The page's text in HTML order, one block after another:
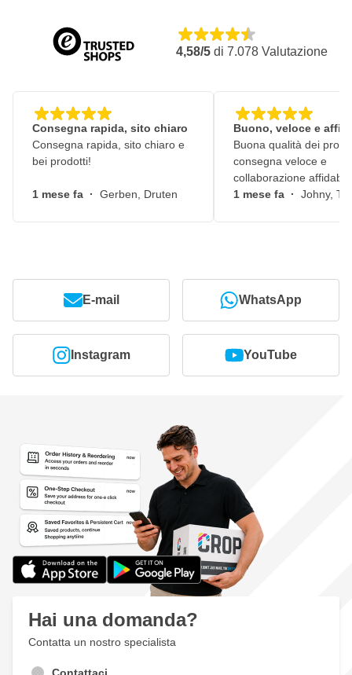
4,58/5 di 7.078 Valutazione
Consegna rapida, sito chiaro
Consegna rapida, sito chiaro e
bei prodotti!
1 mese fa · Gerben, Druten
Buono, veloce e
Buona qualità dei
consegna veloce e
collaborazione
1 mese fa · Johny,
E-mail WhatsApp
Instagram YouTube
Hai una domanda?
Contatta un nostro specialista